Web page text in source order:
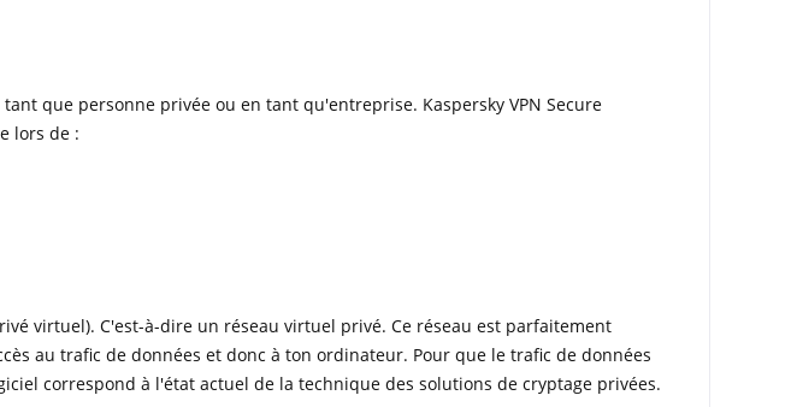
que personne privée ou en tant qu'entreprise. Kaspersky VPN Secure
lors de :
virtuel). C'est-à-dire un réseau virtuel privé. Ce réseau est parfaitement
au trafic de données et donc à ton ordinateur. Pour que le trafic de données
correspond à l'état actuel de la technique des solutions de cryptage privées.